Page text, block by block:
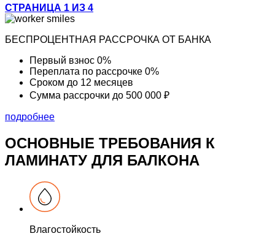
СТРАНИЦА 1 ИЗ 4
БЕСПРОЦЕНТНАЯ РАССРОЧКА ОТ БАНКА
Первый взнос 0%
Переплата по рассрочке 0%
Сроком до 12 месяцев
Сумма рассрочки до 500 000 ₽
подробнее
ОСНОВНЫЕ ТРЕБОВАНИЯ К
ЛАМИНАТУ ДЛЯ БАЛКОНА
Влагостойкость